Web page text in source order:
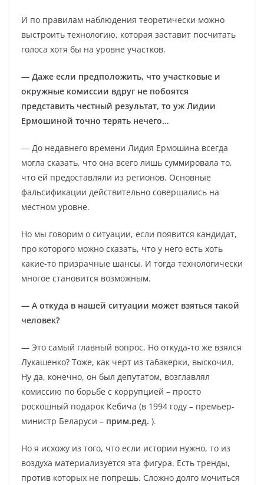
И по правилам наблюдения теоретически можно
выстроить технологию, которая заставит посчитать
голоса хотя бы на уровне участков.
— Даже если предположить, что участковые и
окружные комиссии вдруг не побоятся
представить честный результат, то уж Лидии
Ермошиной точно терять нечего…
— До недавнего времени Лидия Ермошина всегда
могла сказать, что она всего лишь суммировала то,
что ей предоставляли из регионов. Основные
фальсификации действительно совершались на
местном уровне.
Но мы говорим о ситуации, если появится кандидат,
про которого можно сказать, что у него есть хоть
какие-то призрачные шансы. И тогда технологически
многое становится возможным.
— А откуда в нашей ситуации может взяться такой
человек?
— Это самый главный вопрос. Но откуда-то же взялся
Лукашенко? Тоже, как черт из табакерки, выскочил.
Ну да, конечно, он был депутатом, возглавлял
комиссию по борьбе с коррупцией – просто
роскошный подарок Кебича (в 1994 году – премьер-
министр Беларуси – прим.ред. ).
Но я исхожу из того, что если истории нужно, то из
воздуха материализуется эта фигура. Есть тренды,
против которых не попрешь. Сложно долго мочиться